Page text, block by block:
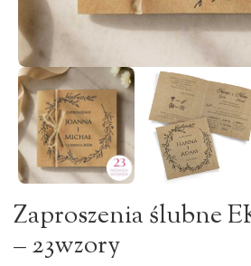
Zaproszenia ślubne
– 23wzory